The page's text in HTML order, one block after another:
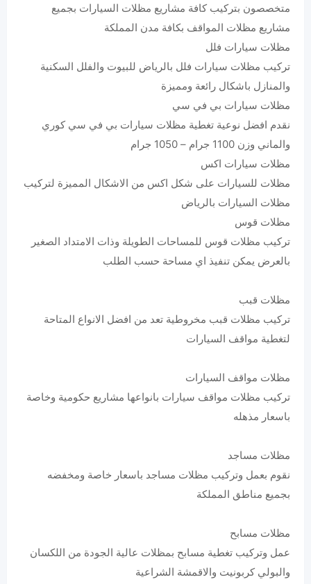
متخصصون بتركيب كافة مشاريع مظلات السيارات بجميع
مشاريع مظلات المواقف بكافة مدن المملكة
مظلات سيارات فلل
تركيب مظلات سيارات فلل بالرياض للبيوت والفلل السكنية
والمنازل باشكال رائعة ومميزة
مظلات سيارات بي في سي
نقدم افضل نوعية تغطية مظلات سيارات بي في سي كوري
والماني وزن 1100 جرام – 1050 جرام
مظلات سيارات اكس
مظلات للسيارات على شكل اكس من الاشكال المميزة لتركيب
مظلات السيارات بالرياض
مظلات قوس
تركيب مظلات قوس للمساحات الطويلة وذات الامتداد الصغير
بالعرض يمكن تنفيذ اي مساحة حسب الطلب
مظلات قبب
تركيب مظلات قبب مخروطية تعد من افضل الانواع المتاحة
لتغطية مواقف السيارات
مظلات مواقف السيارات
تركيب مظلات مواقف سيارات بانواعها مشاريع حكومية وخاصة
باسعار مذهله
مظلات مساجد
نقوم بعمل وتركيب مظلات مساجد باسعار خاصة ومخفضه
بجميع مناطق المملكة
مظلات مسابح
عمل وتركيب تغطية مسابح بمظلات عالية الجودة من اللكسان
والبولي كربونيت والاقمشة الشراعية